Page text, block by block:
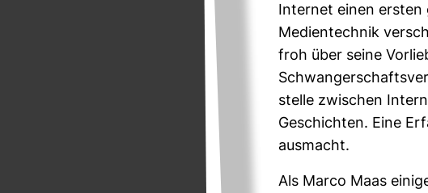
Internet einen ersten
Medi­en­technik
froh über seine
stelle zwi­schen
Geschichten. Eine
aus­macht.
Als Marco Maas